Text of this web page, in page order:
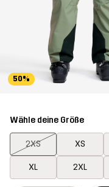
50%
Wähle deine Größe
2XS XS
XL 2XL